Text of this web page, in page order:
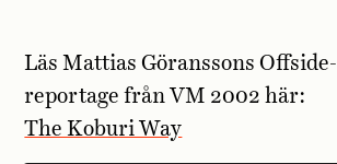
Läs Mattias Göranssons Offside-
reportage från VM 2002 här:
The Koburi Way